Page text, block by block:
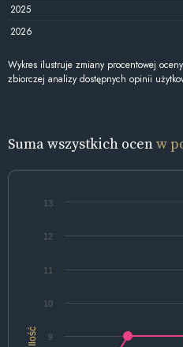
2025
2026
Wykres ilustruje zmiany procentowej
zbiorczej analizy dostępnych opinii
Suma wszystkich ocenw
Ilość 9
10
11
12
13